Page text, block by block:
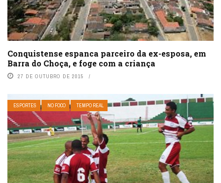
Conquistense espanca parceiro da ex-esposa, em
Barra do Choça, e foge com a criança
27 DE OUTUBRO DE 2015
ESPORTES NO FOCO TEMPO REAL